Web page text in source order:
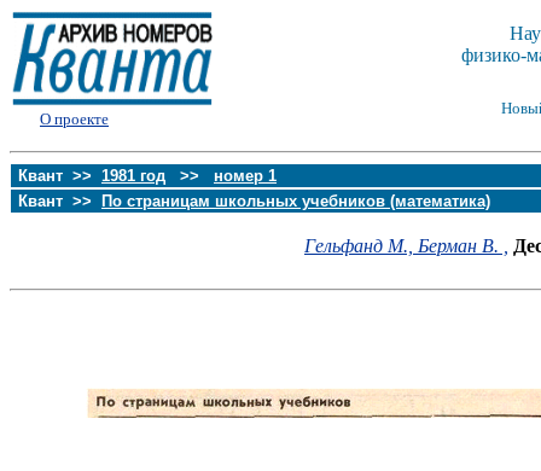
О проекте
физико-
Квант >> 1981 год >> номер 1
Квант >>
По страницам школьных учебников (математика)
Гельфанд М., Берман В. ,